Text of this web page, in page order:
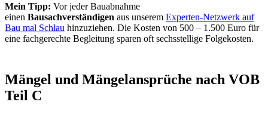
Mein Tipp: Vor jeder Bauabnahme
einen Bausachverständigen aus unserem Experten-Netzwerk auf
Bau mal Schlau hinzuziehen. Die Kosten von 500 – 1.500 Euro für
eine fachgerechte Begleitung sparen oft sechsstellige Folgekosten.
Mängel und Mängelansprüche nach VOB
Teil C